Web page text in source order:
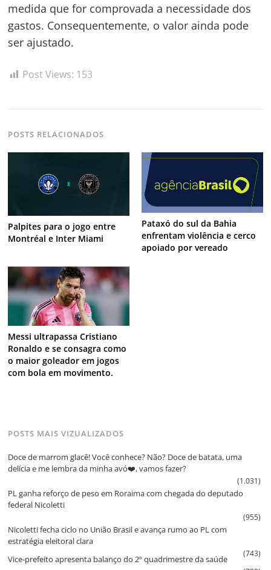
medida que for comprovada a necessidade dos
gastos. Consequentemente, o valor ainda pode
ser ajustado.
Post Views: 153
POSTS RELACIONADOS
Palpites para o jogo entre
Montréal e Inter Miami
Pataxó do sul da Bahia
enfrentam violência e cerco
apoiado por vereado
Messi ultrapassa Cristiano
Ronaldo e se consagra como
o maior goleador em jogos
com bola em movimento.
POSTS MAIS VIZUALIZADOS
Doce de marrom glacê! Você conhece? Não? Doce de batata, uma
delícia e me lembra da minha avó❤️, vamos fazer?
(1.031)
PL ganha reforço de peso em Roraima com chegada do deputado
federal Nicoletti
(955)
Nicoletti fecha ciclo no União Brasil e avança rumo ao PL com
estratégia eleitoral clara
(743)
Vice‑prefeito apresenta balanço do 2º quadrimestre da saúde